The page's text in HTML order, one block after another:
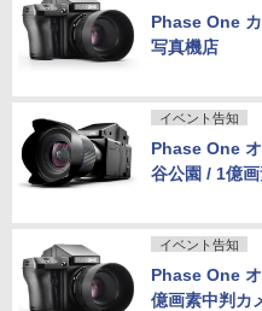
Phase One
写真機店
イベント告知
Phase One
谷公園 / 1億
イベント告知
Phase One
億画素中判カ